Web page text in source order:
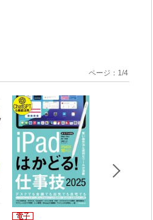
ページ： 1 /4